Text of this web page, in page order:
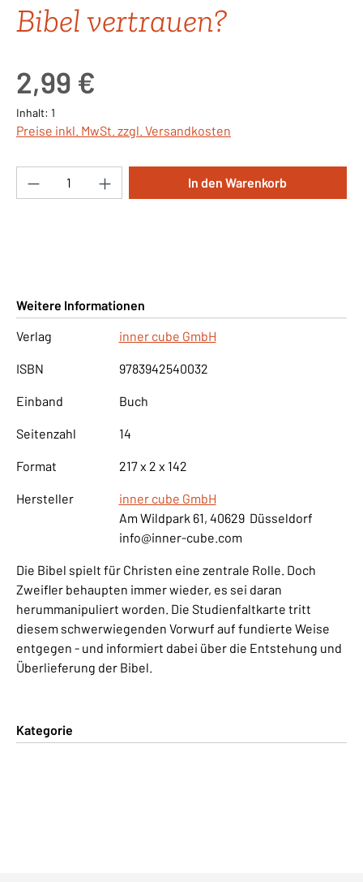
Bibel vertrauen?
2,99 €
Inhalt: 1
Preise inkl. MwSt. zzgl. Versandkosten
Produkt Anzahl: Gib den gewünschten
In den Warenkorb
Weitere Informationen
Verlag
inner cube GmbH
ISBN 9783942540032
Einband Buch
Seitenzahl 14
Format 217 x 2 x 142
Hersteller
inner cube GmbH
Am Wildpark 61, 40629 Düsseldorf
info@inner-cube.com
Die Bibel spielt für Christen eine zentrale Rolle. Doch
Zweifler behaupten immer wieder, es sei daran
herummanipuliert worden. Die Studienfaltkarte tritt
diesem schwerwiegenden Vorwurf auf fundierte Weise
entgegen - und informiert dabei über die Entstehung und
Überlieferung der Bibel.
Kategorie